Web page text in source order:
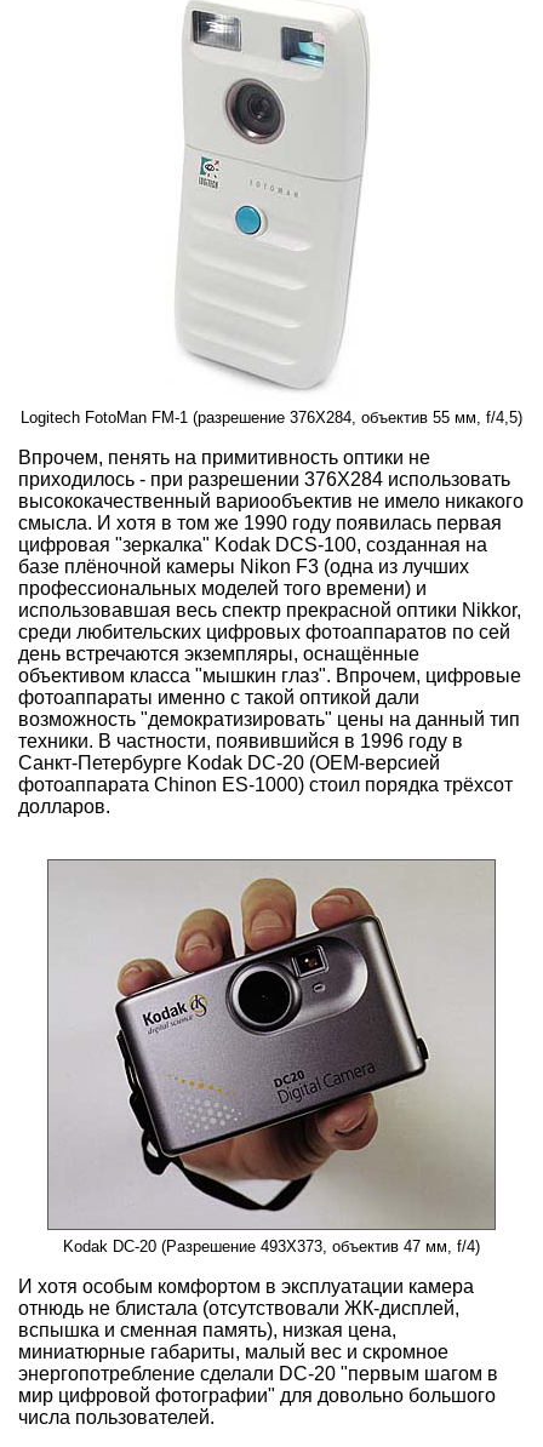
Logitech FotoMan FM-1 (разрешение 376X284, объектив 55 мм, f/4,5)
Впрочем, пенять на примитивность оптики не
приходилось - при разрешении 376X284 использовать
высококачественный вариообъектив не имело никакого
смысла. И хотя в том же 1990 году появилась первая
цифровая "зеркалка" Kodak DCS-100, созданная на
базе плёночной камеры Nikon F3 (одна из лучших
профессиональных моделей того времени) и
использовавшая весь спектр прекрасной оптики Nikkor,
среди любительских цифровых фотоаппаратов по сей
день встречаются экземпляры, оснащённые
объективом класса "мышкин глаз". Впрочем, цифровые
фотоаппараты именно с такой оптикой дали
возможность "демократизировать" цены на данный тип
техники. В частности, появившийся в 1996 году в
Санкт-Петербурге Kodak DC-20 (OEM-версией
фотоаппарата Chinon ES-1000) стоил порядка трёхсот
долларов.
Kodak DC-20 (Разрешение 493X373, объектив 47 мм, f/4)
И хотя особым комфортом в эксплуатации камера
отнюдь не блистала (отсутствовали ЖК-дисплей,
вспышка и сменная память), низкая цена,
миниатюрные габариты, малый вес и скромное
энергопотребление сделали DC-20 "первым шагом в
мир цифровой фотографии" для довольно большого
числа пользователей.